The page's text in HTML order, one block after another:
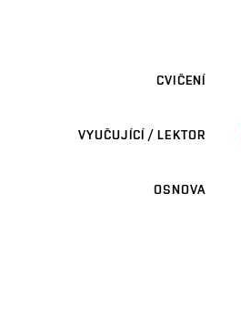
CVIČENÍ
VYUČUJÍCÍ / LEKTOR
OSNOVA